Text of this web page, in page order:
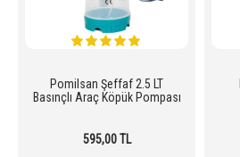
Pomilsan Şeffaf 2.5 LT
Basınçlı Araç Köpük Pompası
595,00 TL